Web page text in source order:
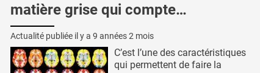
matière grise qui compte…
Actualité publiée il y a 9 années 2 mois
C’est l’une des caractéristiques
qui permettent de faire la